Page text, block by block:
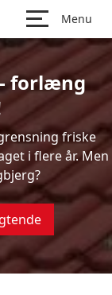
Menu
forlæng
friske
i flere år. Men